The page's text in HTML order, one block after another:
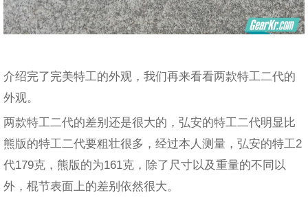
介绍完了完美特工的外观，我们再来看看两款特工二代的
外观。
两款特工二代的差别还是很大的，弘安的特工二代明显比
熊版的特工二代要粗壮很多，经过本人测量，弘安的特工2
代179克，熊版的为161克，除了尺寸以及重量的不同以
外，棍节表面上的差别依然很大。